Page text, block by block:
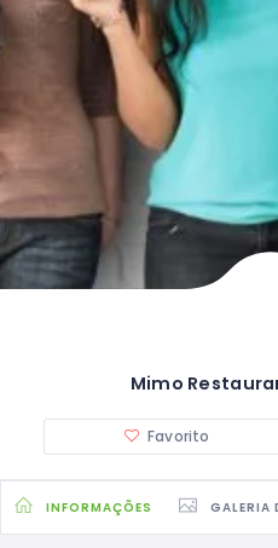
Mimo
Favorito
INFORMAÇÕES GALERIA